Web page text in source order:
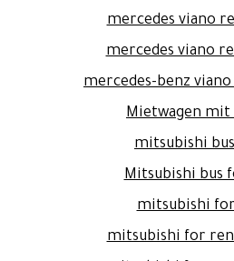
mercedes viano
mercedes viano
mercedes-benz
Mietwagen mit
mitsubishi
Mitsubishi bus
mitsubishi
mitsubishi for